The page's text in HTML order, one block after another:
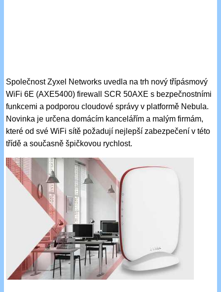
Společnost Zyxel Networks uvedla na trh nový třípásmový
WiFi 6E (AXE5400) firewall SCR 50AXE s bezpečnostními
funkcemi a podporou cloudové správy v platformě Nebula.
Novinka je určena domácím kancelářím a malým firmám,
které od své WiFi sítě požadují nejlepší zabezpečení v této
třídě a současně špičkovou rychlost.